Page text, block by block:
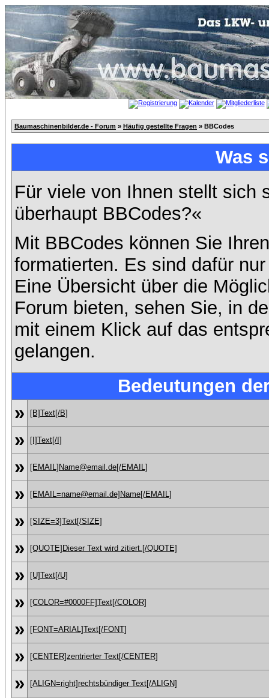
Baumaschinenbilder.de - Forum » Häufig gestellte Fragen » BBCodes
Was
Für viele von Ihnen stellt sich
überhaupt BBCodes?«
Mit BBCodes können Sie
formatierten. Es sind dafür
Eine Übersicht über die
Forum bieten, sehen Sie, in
mit einem Klick auf das
gelangen.
Bedeutungen
»
[B]Text[/B]
» [I]Text[/I]
» [EMAIL]Name@email.de[/EMAIL]
» [EMAIL=name@email.de]Name[/EMAIL]
» [SIZE=3]Text[/SIZE]
» [QUOTE]Dieser Text wird zitiert.[/QUOTE]
» [U]Text[/U]
» [COLOR=#0000FF]Text[/COLOR]
» [FONT=ARIAL]Text[/FONT]
» [CENTER]zentrierter Text[/CENTER]
» [ALIGN=right]rechtsbündiger Text[/ALIGN]